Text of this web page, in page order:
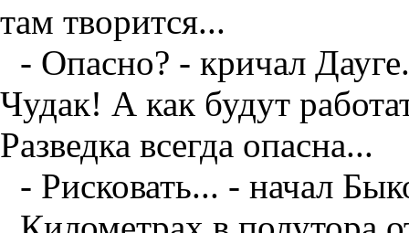
там творится...
- Опасно? - кричал
Чудак! А как будут
Разведка всегда опасна...
- Рисковать... - начал